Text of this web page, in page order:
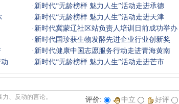
· 新时代“无龄榜样 魅力人生”活动走进承德
· 新时代“无龄榜样 魅力人生”活动走进天津
· 新时代冀蒙辽社区站负责人培训日前成功举办
· 新时代国珍获生物发酵先进企业行业创新奖
· 新时代健康中国志愿服务行动走进青海黄南
· 新时代“无龄榜样 魅力人生”活动走进芒市
、反动的言论。 评价: 中立 好评